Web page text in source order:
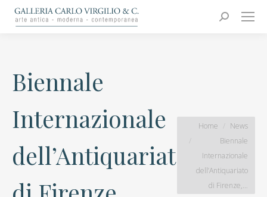
Search:
Carlo Virgilio & C.
Arte moderna e contemporanea
Biennale
Internazionale
dell’Antiquariato
You are here:
Home
News
Biennale
Internazionale
dell’Antiquariato
di Firenze,…